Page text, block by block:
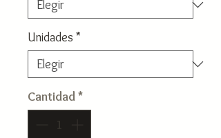
Unidades *
Cantidad *